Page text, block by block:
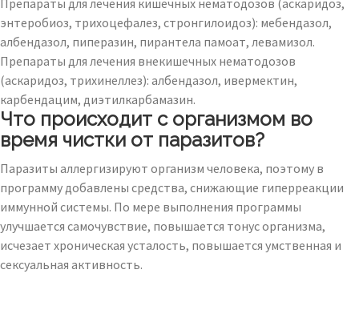
Препараты для лечения кишечных нематодозов (аскаридоз,
энтеробиоз, трихоцефалез, стронгилоидоз): мебендазол,
албендазол, пиперазин, пирантела памоат, левамизол.
Препараты для лечения внекишечных нематодозов
(аскаридоз, трихинеллез): албендазол, ивермектин,
карбендацим, диэтилкарбамазин.
Что происходит с организмом во
время чистки от паразитов?
Паразиты аллергизируют организм человека, поэтому в
программу добавлены средства, снижающие гиперреакции
иммунной системы. По мере выполнения программы
улучшается самочувствие, повышается тонус организма,
исчезает хроническая усталость, повышается умственная и
сексуальная активность.